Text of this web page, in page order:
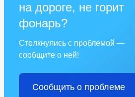
на дороге, не горит
фонарь?
Столкнулись с проблемой —
сообщите о ней!
Сообщить о проблеме